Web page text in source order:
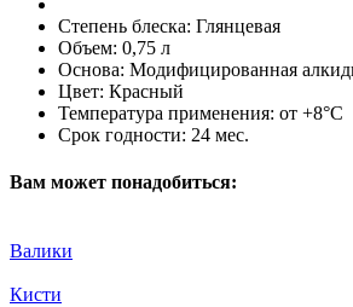
Степень блеска: Глянцевая
Объем: 0,75 л
Основа: Модифицированная
Цвет: Красный
Температура применения: от +8°С
Срок годности: 24 мес.
Вам может понадобиться:
Валики
Кисти